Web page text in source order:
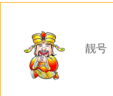
靓号